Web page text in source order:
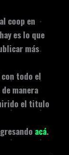
coop en
es lo que
más
todo el
manera
el titulo
acá.